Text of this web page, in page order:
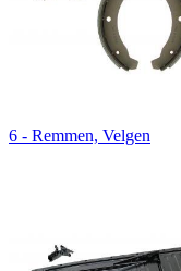
6 - Remmen, Velgen